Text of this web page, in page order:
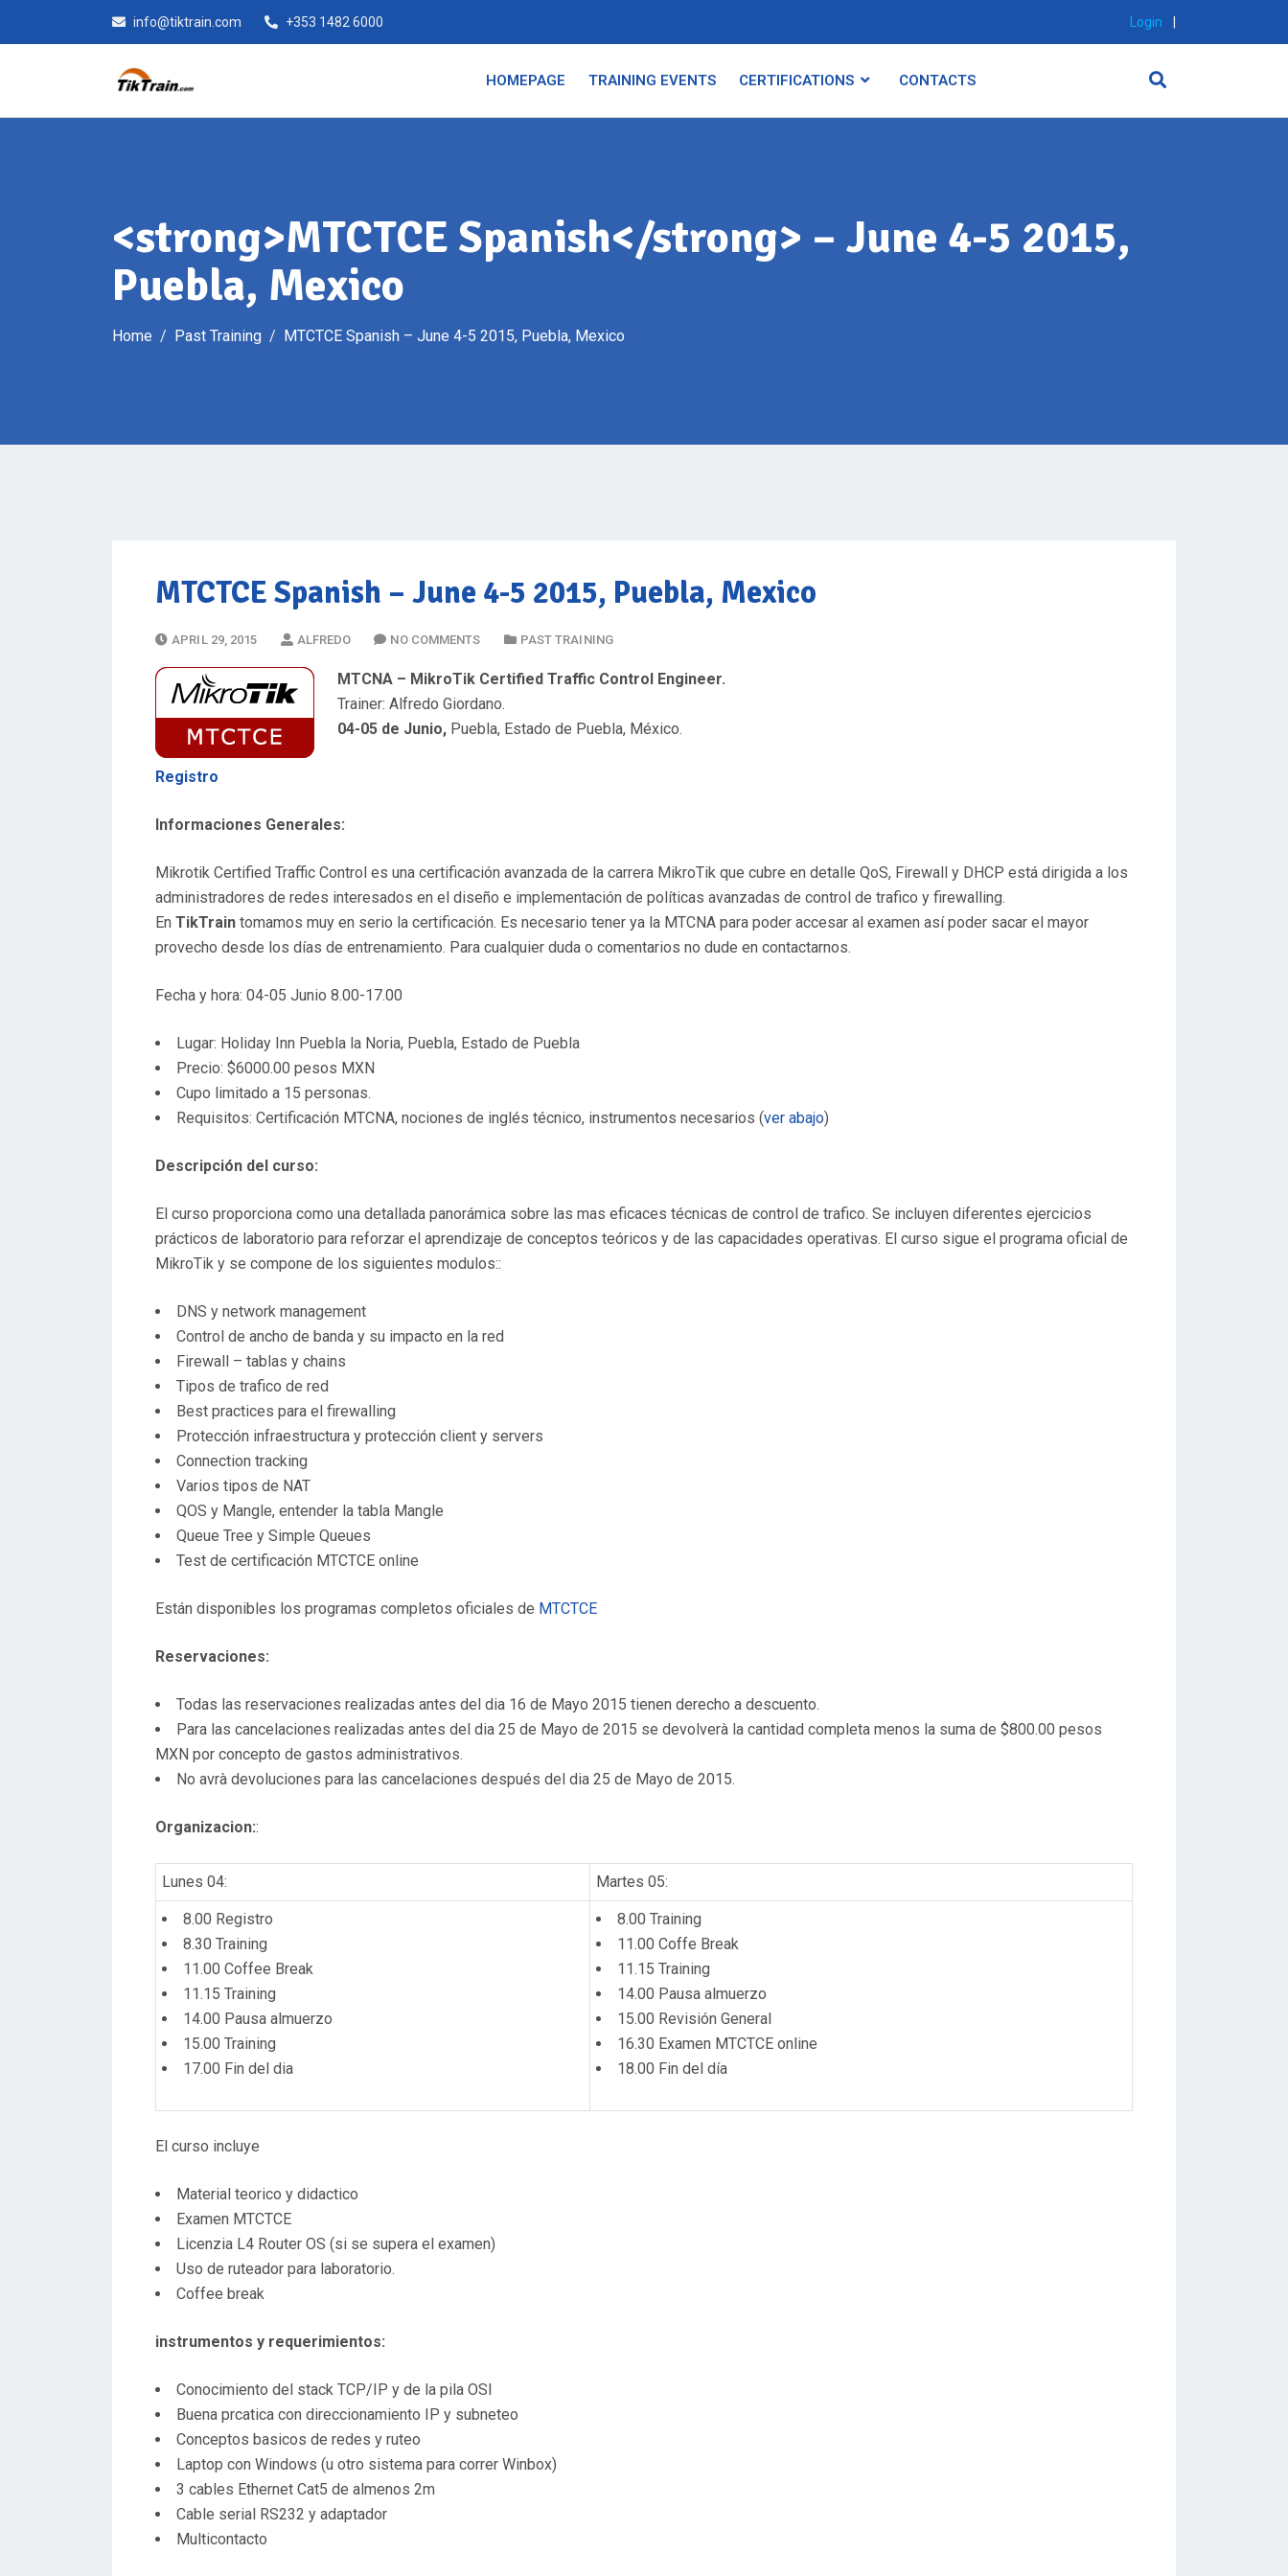
info@tiktrain.com +353 1482 6000 Login
HOMEPAGE TRAINING EVENTS CERTIFICATIONS CONTACTS
<strong>MTCTCE Spanish</strong> – June 4-5 2015,
Puebla, Mexico
Home Past Training MTCTCE Spanish – June 4-5 2015, Puebla, Mexico
MTCTCE Spanish – June 4-5 2015, Puebla, Mexico
P
O
APRIL 29, 2015 ALFREDO NO COMMENTS PAST TRAINING
MTCNA – MikroTik Certified Traffic Control Engineer.
Trainer: Alfredo Giordano.
04-05 de Junio, Puebla, Estado de Puebla, México.
Registro
Informaciones Generales:
Mikrotik Certified Traffic Control es una certificación avanzada de la carrera MikroTik que cubre en detalle QoS, Firewall y DHCP está dirigida a los
administradores de redes interesados en el diseño e implementación de políticas avanzadas de control de trafico y firewalling.
En TikTrain tomamos muy en serio la certificación. Es necesario tener ya la MTCNA para poder accesar al examen así poder sacar el mayor
provecho desde los días de entrenamiento. Para cualquier duda o comentarios no dude en contactarnos.
Fecha y hora: 04-05 Junio 8.00-17.00
Lugar: Holiday Inn Puebla la Noria, Puebla, Estado de Puebla
Precio: $6000.00 pesos MXN
Cupo limitado a 15 personas.
Requisitos: Certificación MTCNA, nociones de inglés técnico, instrumentos necesarios (ver abajo)
Descripción del curso:
El curso proporciona como una detallada panorámica sobre las mas eficaces técnicas de control de trafico. Se incluyen diferentes ejercicios
prácticos de laboratorio para reforzar el aprendizaje de conceptos teóricos y de las capacidades operativas. El curso sigue el programa oficial de
MikroTik y se compone de los siguientes modulos::
DNS y network management
Control de ancho de banda y su impacto en la red
Firewall – tablas y chains
Tipos de trafico de red
Best practices para el firewalling
Protección infraestructura y protección client y servers
Connection tracking
Varios tipos de NAT
QOS y Mangle, entender la tabla Mangle
Queue Tree y Simple Queues
Test de certificación MTCTCE online
Están disponibles los programas completos oficiales de MTCTCE
Reservaciones:
Todas las reservaciones realizadas antes del dia 16 de Mayo 2015 tienen derecho a descuento.
Para las cancelaciones realizadas antes del dia 25 de Mayo de 2015 se devolverà la cantidad completa menos la suma de $800.00 pesos
MXN por concepto de gastos administrativos.
No avrà devoluciones para las cancelaciones después del dia 25 de Mayo de 2015.
Organizacion::
Lunes 04: Martes 05:
8.00 Registro
8.30 Training
11.00 Coffee Break
11.15 Training
14.00 Pausa almuerzo
15.00 Training
17.00 Fin del dia
8.00 Training
11.00 Coffe Break
11.15 Training
14.00 Pausa almuerzo
15.00 Revisión General
16.30 Examen MTCTCE online
18.00 Fin del día
El curso incluye
Material teorico y didactico
Examen MTCTCE
Licenzia L4 Router OS (si se supera el examen)
Uso de ruteador para laboratorio.
Coffee break
instrumentos y requerimientos:
Conocimiento del stack TCP/IP y de la pila OSI
Buena prcatica con direccionamiento IP y subneteo
Conceptos basicos de redes y ruteo
Laptop con Windows (u otro sistema para correr Winbox)
3 cables Ethernet Cat5 de almenos 2m
Cable serial RS232 y adaptador
Multicontacto